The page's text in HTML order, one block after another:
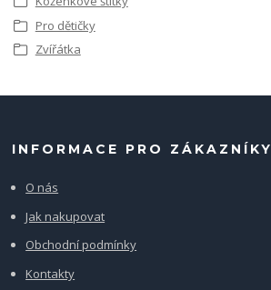
Pro dětičky
Zvířátka
INFORMACE PRO ZÁKAZNÍKY
O nás
Jak nakupovat
Obchodní podmínky
Kontakty